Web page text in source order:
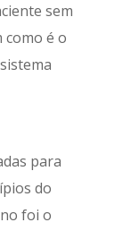
sem
como é o
para
do
foi o